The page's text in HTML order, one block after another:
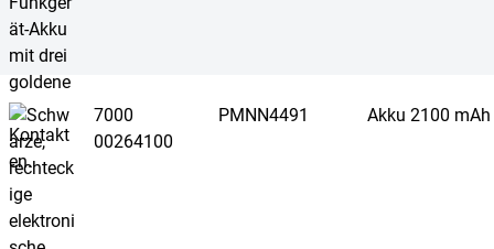
7000
00264100
PMNN4491 Akku 2100 mAh